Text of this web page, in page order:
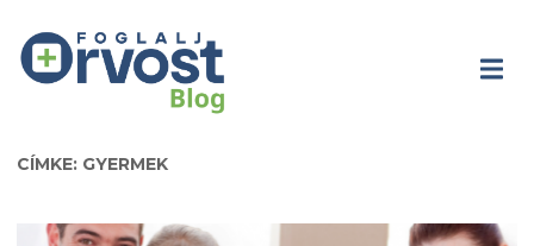
CÍMKE: GYERMEK